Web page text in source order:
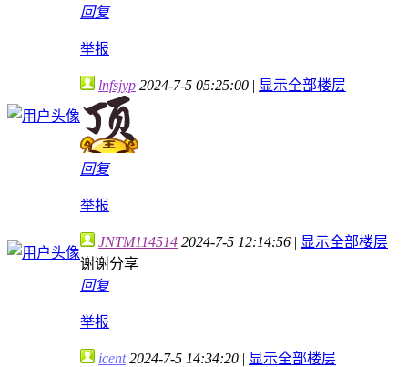
回复
举报
lnfsjyp 2024-7-5 05:25:00 | 显示全部楼层
回复
举报
JNTM114514 2024-7-5 12:14:56 | 显示全部楼层
谢谢分享
回复
举报
icent2024-7-5 14:34:20 | 显示全部楼层